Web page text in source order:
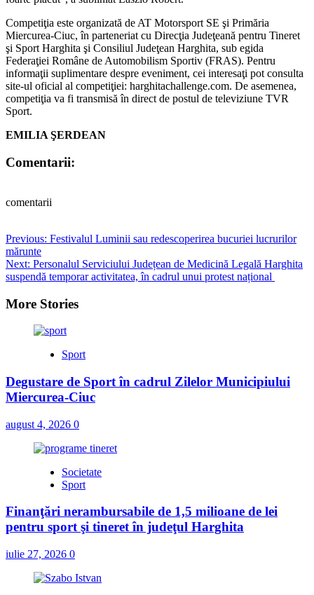
Competiţia este organizată de AT Motorsport SE şi Primăria
Miercurea-Ciuc, în parteneriat cu Direcţia Judeţeană pentru Tineret
şi Sport Harghita şi Consiliul Judeţean Harghita, sub egida
Federaţiei Române de Automobilism Sportiv (FRAS). Pentru
informaţii suplimentare despre eveniment, cei interesaţi pot consulta
site-ul oficial al competiţiei: harghitachallenge.com. De asemenea,
competiţia va fi transmisă în direct de postul de televiziune TVR
Sport.
EMILIA ŞERDEAN
Comentarii:
comentarii
Post
navigation
Previous: Festivalul Luminii sau redescoperirea bucuriei lucrurilor
mărunte
Next: Personalul Serviciului Județean de Medicină Legală Harghita
suspendă temporar activitatea, în cadrul unui protest național
More Stories
Sport
Degustare de Sport în cadrul Zilelor Municipiului
Miercurea-Ciuc
august 4, 2026 0
Societate
Sport
Finanţări nerambursabile de 1,5 milioane de lei
pentru sport şi tineret în judeţul Harghita
iulie 27, 2026 0